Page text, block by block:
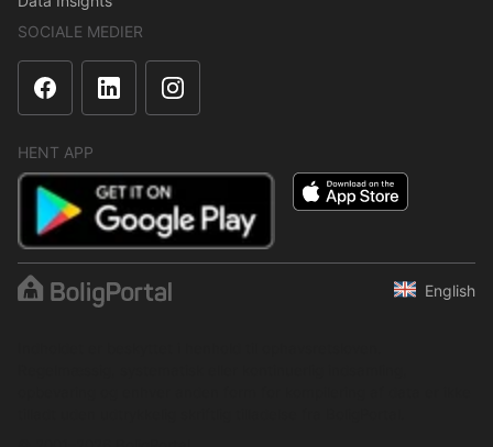
SOCIALE MEDIER
HENT APP
English